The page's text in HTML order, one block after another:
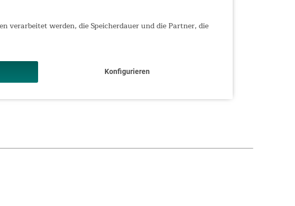
verarbeitet werden, die Speicherdauer und die Partner, die
Konfigurieren